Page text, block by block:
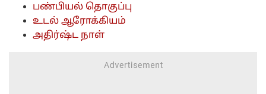
பண்பியல் தொகுப்பு
உடல் ஆரோக்கியம்
அதிர்ஷ்ட நாள்